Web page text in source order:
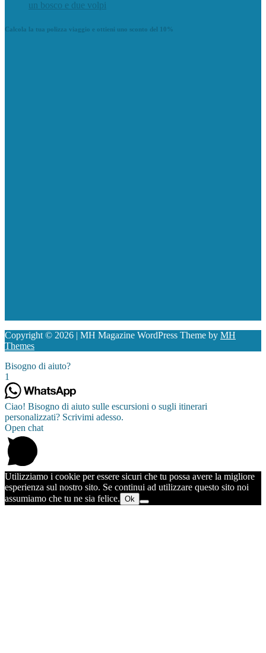
un bosco e due volpi
Calcola la tua polizza viaggio e ottieni uno sconto del 10%
Copyright © 2026 | MH Magazine WordPress Theme by MH
Themes
Bisogno di aiuto?
1
Ciao! Bisogno di aiuto sulle escursioni o sugli itinerari
personalizzati? Scrivimi adesso.
Open chat
Utilizziamo i cookie per essere sicuri che tu possa avere la migliore
esperienza sul nostro sito. Se continui ad utilizzare questo sito noi
assumiamo che tu ne sia felice. Ok